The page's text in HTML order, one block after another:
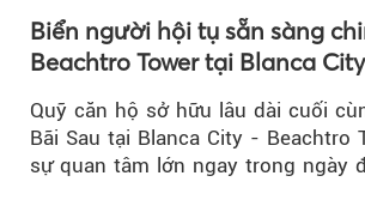
Biển người hội tụ sẵn sàng
Beachtro Tower tại Blanca City
Quỹ căn hộ sở hữu lâu dài cuối
Bãi Sau tại Blanca City - Beachtro
sự quan tâm lớn ngay trong ngày